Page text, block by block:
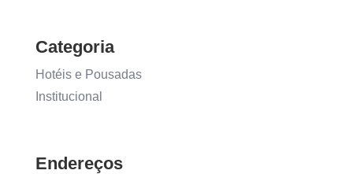
Categoria
Hotéis e Pousadas
Institucional
Endereços